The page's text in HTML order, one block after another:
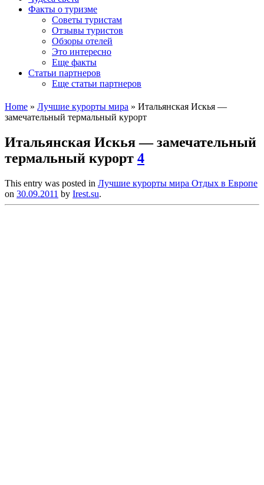
Факты о туризме
Советы туристам
Отзывы туристов
Обзоры отелей
Это интересно
Еще факты
Статьи партнеров
Еще статьи партнеров
Home » Лучшие курорты мира » Итальянская Искья —
замечательный термальный курорт
Итальянская Искья — замечательный
термальный курорт 4
This entry was posted in Лучшие курорты мира Отдых в Европе
on 30.09.2011 by Irest.su.